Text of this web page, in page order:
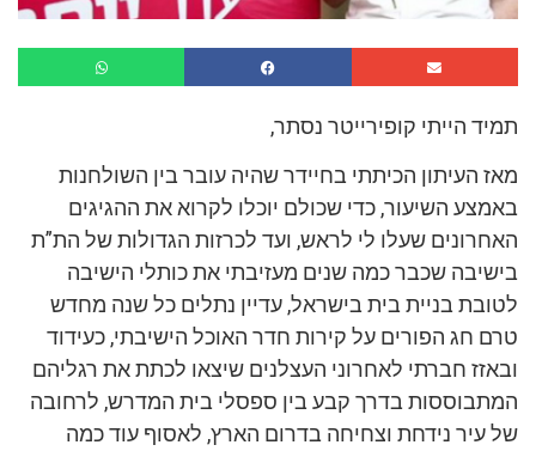
תמיד הייתי קופירייטר נסתר,
מאז העיתון הכיתתי בחיידר שהיה עובר בין השולחנות
באמצע השיעור, כדי שכולם יוכלו לקרוא את ההגיגים
האחרונים שעלו לי לראש, ועד לכרזות הגדולות של הת”ת
בישיבה שכבר כמה שנים מעזיבתי את כותלי הישיבה
לטובת בניית בית בישראל, עדיין נתלים כל שנה מחדש
טרם חג הפורים על קירות חדר האוכל הישיבתי, כעידוד
ובאזז חברתי לאחרוני העצלנים שיצאו לכתת את רגליהם
המתבוססות בדרך קבע בין ספסלי בית המדרש, לרחובה
של עיר נידחת וצחיחה בדרום הארץ, לאסוף עוד כמה